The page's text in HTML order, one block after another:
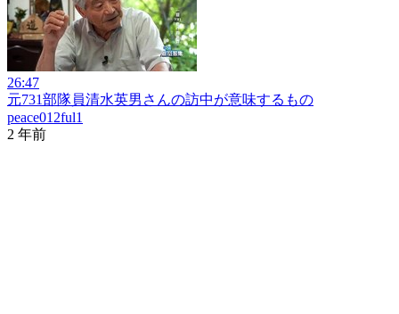
26:47
元731部隊員清水英男さんの訪中が意味するもの
peace012ful1
2 年前